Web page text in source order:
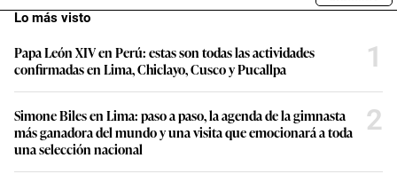
Lo más visto
Papa León XIV en Perú: estas son todas las actividades
confirmadas en Lima, Chiclayo, Cusco y Pucallpa
1
Simone Biles en Lima: paso a paso, la agenda de la gimnasta
más ganadora del mundo y una visita que emocionará a toda
una selección nacional
2